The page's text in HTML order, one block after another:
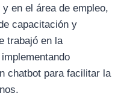
en el área de empleo,
capacitación y
trabajó en la
chatbot para facilitar la